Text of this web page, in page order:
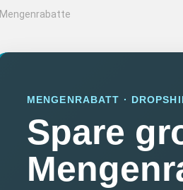
Mengenrabatte
MENGENRABATT ·
Spare